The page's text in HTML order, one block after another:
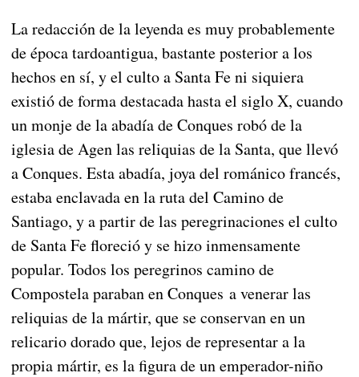
La redacción de la leyenda es muy probablemente
de época tardoantigua, bastante posterior a los
hechos en sí, y el culto a Santa Fe ni siquiera
existió de forma destacada hasta el siglo X, cuando
un monje de la abadía de Conques robó de la
iglesia de Agen las reliquias de la Santa, que llevó
a Conques. Esta abadía, joya del románico francés,
estaba enclavada en la ruta del Camino de
Santiago, y a partir de las peregrinaciones el culto
de Santa Fe floreció y se hizo inmensamente
popular. Todos los peregrinos camino de
Compostela paraban en Conques a venerar las
reliquias de la mártir, que se conservan en un
relicario dorado que, lejos de representar a la
propia mártir, es la figura de un emperador-niño